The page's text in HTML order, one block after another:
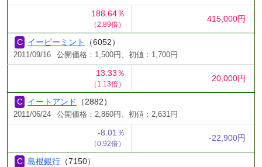
188.64％
（2.89倍）
415,000円
イーピーミント （6052）
2011/09/16 公開価格：1,500円、初値：1,700円
13.33％
（1.13倍）
20,000円
イートアンド （2882）
2011/06/24 公開価格：2,860円、初値：2,631円
-8.01％
（0.92倍）
-22,900円
島根銀行 （7150）